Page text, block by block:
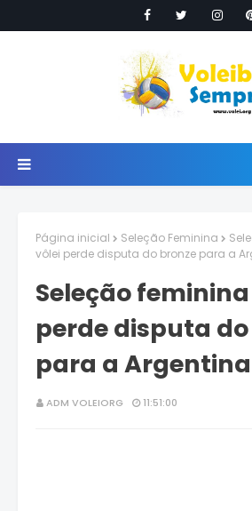
Página inicial Seleção Feminina
vôlei perde disputa do bronze para a
Seleção
perde disputa
para a
ADM VOLEIORG 11:51:00